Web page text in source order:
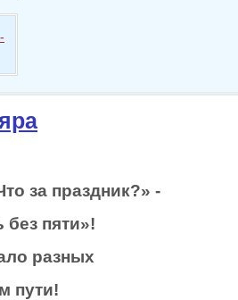
за праздник?» -
без пяти»!
разных
пути!